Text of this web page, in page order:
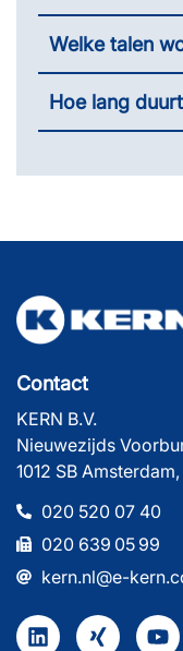
Welke talen
Hoe lang
Contact
KERN B.V.
Nieuwezijds
1012 SB
020 520 07 40
020 639 05 99
kern.nl@e-